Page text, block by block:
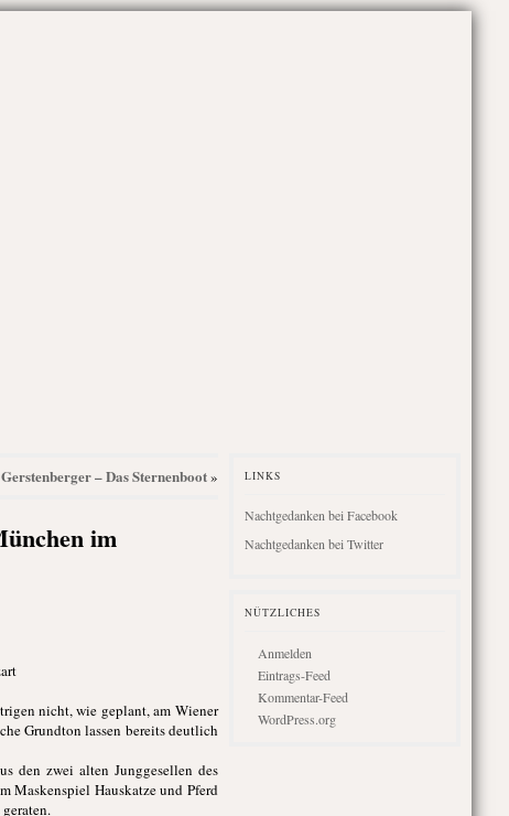
– Das Sternenboot»
im
nicht, wie geplant, am Wiener
Grundton lassen bereits deutlich
den zwei alten Junggesellen des
Maskenspiel Hauskatze und Pferd
LINKS
Nachtgedanken bei Facebook
Nachtgedanken bei Twitter
NÜTZLICHES
Anmelden
Eintrags-Feed
Kommentar-Feed
WordPress.org